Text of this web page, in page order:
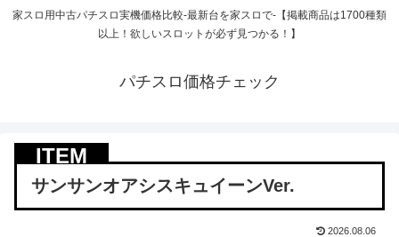
家スロ用中古パチスロ実機価格比較-最新台を家スロで-【掲載商品は1700種類
以上！欲しいスロットが必ず見つかる！】
パチスロ価格チェック
サンサンオアシスキュイーンVer.
2026.08.06